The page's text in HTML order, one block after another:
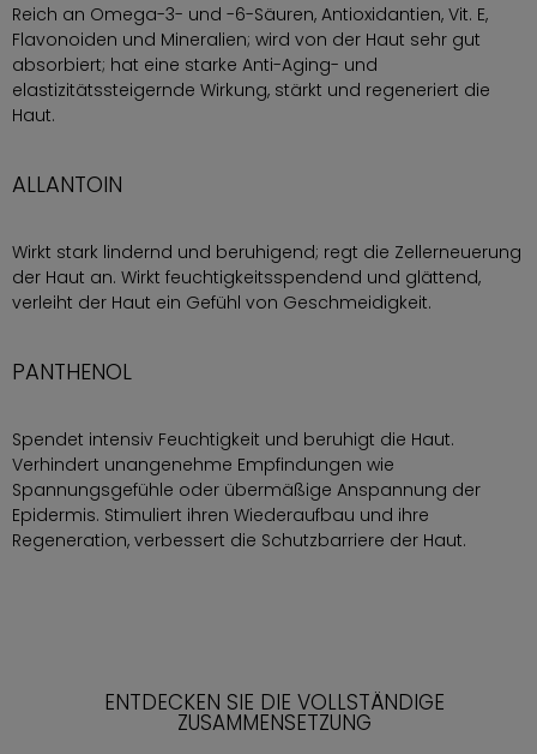
Reich an Omega-3- und -6-Säuren, Antioxidantien, Vit. E,
Flavonoiden und Mineralien; wird von der Haut sehr gut
absorbiert; hat eine starke Anti-Aging- und
elastizitätssteigernde Wirkung, stärkt und regeneriert die
Haut.
ALLANTOIN
Wirkt stark lindernd und beruhigend; regt die Zellerneuerung
der Haut an. Wirkt feuchtigkeitsspendend und glättend,
verleiht der Haut ein Gefühl von Geschmeidigkeit.
PANTHENOL
Spendet intensiv Feuchtigkeit und beruhigt die Haut.
Verhindert unangenehme Empfindungen wie
Spannungsgefühle oder übermäßige Anspannung der
Epidermis. Stimuliert ihren Wiederaufbau und ihre
Regeneration, verbessert die Schutzbarriere der Haut.
ENTDECKEN SIE DIE VOLLSTÄNDIGE
ZUSAMMENSETZUNG